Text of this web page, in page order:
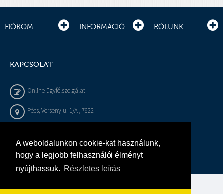
A weboldalunkon cookie-kat használunk,
hogy a legjobb felhasználói élményt
nyújthassuk. Részletes leírás
FIÓKOM INFORMÁCIÓ RÓLUNK
KAPCSOLAT
Online ügyfélszolgálat
Pécs, Verseny u. 1/A , 7622
info@gepeszbolt.hu
Árukereső, a hiteles vásárlási kalauz